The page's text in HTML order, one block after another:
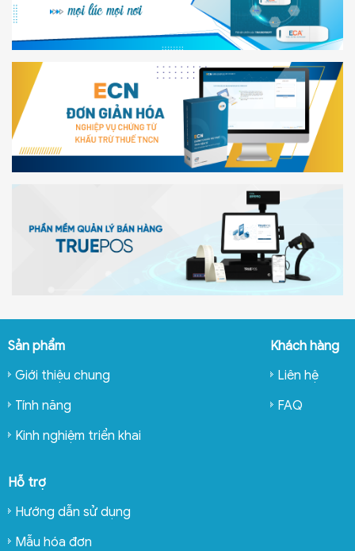
Sản phẩm
Giới thiệu chung
Tính năng
Kinh nghiệm triển khai
Khách hàng
Liên hệ
FAQ
Hỗ trợ
Hướng dẫn sử dụng
Mẫu hóa đơn